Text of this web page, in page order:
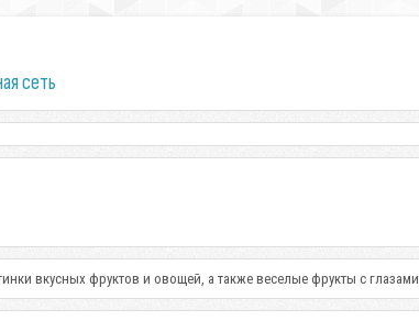
сеть
вкусных фруктов и овощей, а также веселые фрукты с глазами